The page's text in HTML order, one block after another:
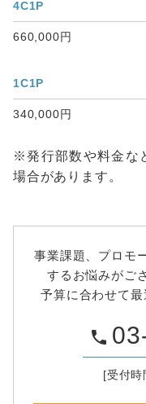
4C1P
660,000円
1C1P
340,000円
※発行部数や料金な
場合があります。
事業課題、プロモ
するお悩みがご
予算に合わせて最
phone
[受付